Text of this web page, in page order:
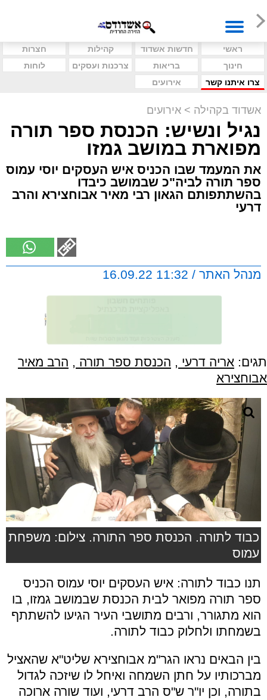
ראשי חדשות אשדוד קהילות
חצרות
חינוך
בריאות צרכנות ועסקים
לוחות
צרו איתנו קשר
אירועים
אשדוד בקהילה > אירועים
נגיל ונשיש: הכנסת ספר תורה
מפוארת במושב גמזו
את המעמד שבו הכניס איש העסקים יוסי עמוס
ספר תורה לביה"כ שבמושב כיבדו
בהשתתפותם הגאון רבי מאיר אבוחצירא והרב
דרעי
מנהל האתר / 11:32 16.09.22
תגים: אריה דרעי , הכנסת ספר תורה , הרב מאיר
אבוחצירא
כבוד לתורה. הכנסת ספר התורה. צילום: משפחת
עמוס
תנו כבוד לתורה: איש העסקים יוסי עמוס הכניס
ספר תורה מפואר לבית הכנסת שבמושב גמזו, בו
הוא מתגורר, ורבים מתושבי העיר הגיעו להשתתף
בשמחתו ולחלוק כבוד לתורה.
בין הבאים נראו הגר"מ אבוחצירא שליט"א שהאציל
מברכותיו על חתן השמחה ואיחל לו שיזכה לגדול
בתורה, וכן יו"ר ש"ס הרב דרעי, ועוד שורה ארוכה